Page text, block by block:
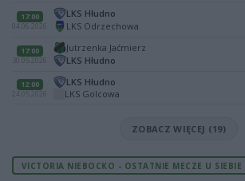
17:00
04.06.2026
LKS Hłudno
LKS Odrzechowa
17:00
30.05.2026
Jutrzenka Jaćmierz
LKS Hłudno
12:00
24.05.2026
LKS Hłudno
LKS Golcowa
ZOBACZ WIĘCEJ (19)
VICTORIA NIEBOCKO - OSTATNIE MECZE U SIEBIE